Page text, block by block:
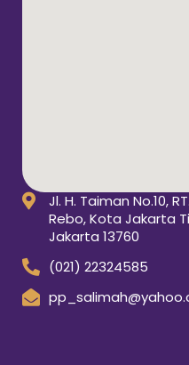
Jl. H. Taiman No.10,
Rebo, Kota Jakarta
Jakarta 13760
(021) 22324585